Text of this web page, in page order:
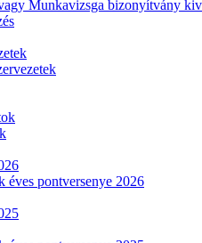
Munkavizsga bizonyítvány
éves pontversenye 2026